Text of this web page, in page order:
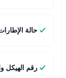
حالة
رقم الهيكل